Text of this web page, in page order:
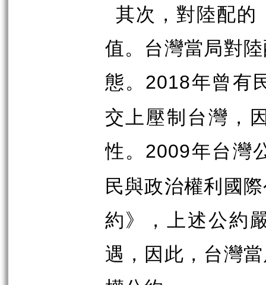
其次，對陸配的
值。台灣當局對
態。
2018年曾有
交上壓制台灣，
性。
2009年台灣
民與政治權利國
約》，上述公約
遇，因此，台灣